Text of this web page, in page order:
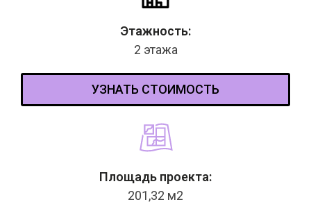
Этажность:
2 этажа
УЗНАТЬ СТОИМОСТЬ
Площадь проекта:
201,32 м2